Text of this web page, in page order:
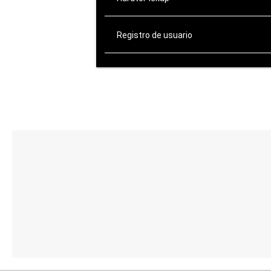
Registro de usuario